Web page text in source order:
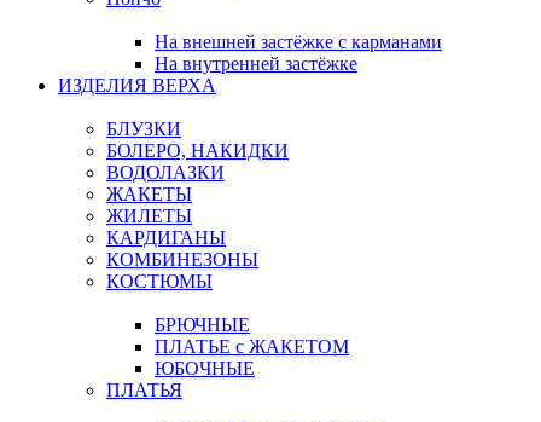
На внешней застёжке с карманами
На внутренней застёжке
ИЗДЕЛИЯ ВЕРХА
БЛУЗКИ
БОЛЕРО, НАКИДКИ
ВОДОЛАЗКИ
ЖАКЕТЫ
ЖИЛЕТЫ
КАРДИГАНЫ
КОМБИНЕЗОНЫ
КОСТЮМЫ
БРЮЧНЫЕ
ПЛАТЬЕ с ЖАКЕТОМ
ЮБОЧНЫЕ
ПЛАТЬЯ